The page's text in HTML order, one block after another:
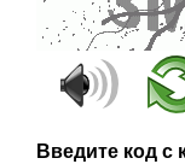
Введите код с